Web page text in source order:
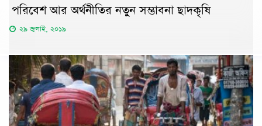
পরিবেশ আর অর্থনীতির নতুন সম্ভাবনা ছাদকৃষি
২৯ জুলাই, ২০১৯